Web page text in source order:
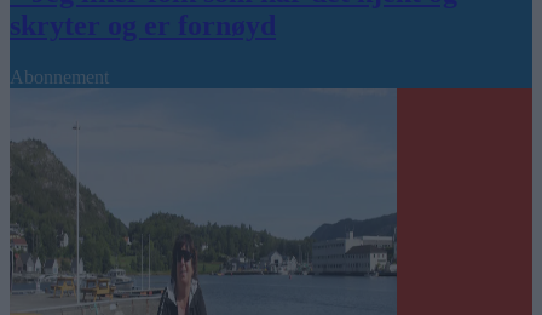
skryter og er fornøyd
Abonnement